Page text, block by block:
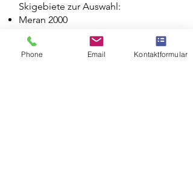
Skigebiete zur Auswahl:
Meran 2000
Schnalstal
Pfelders
Ulten
Phone Email Kontaktformular